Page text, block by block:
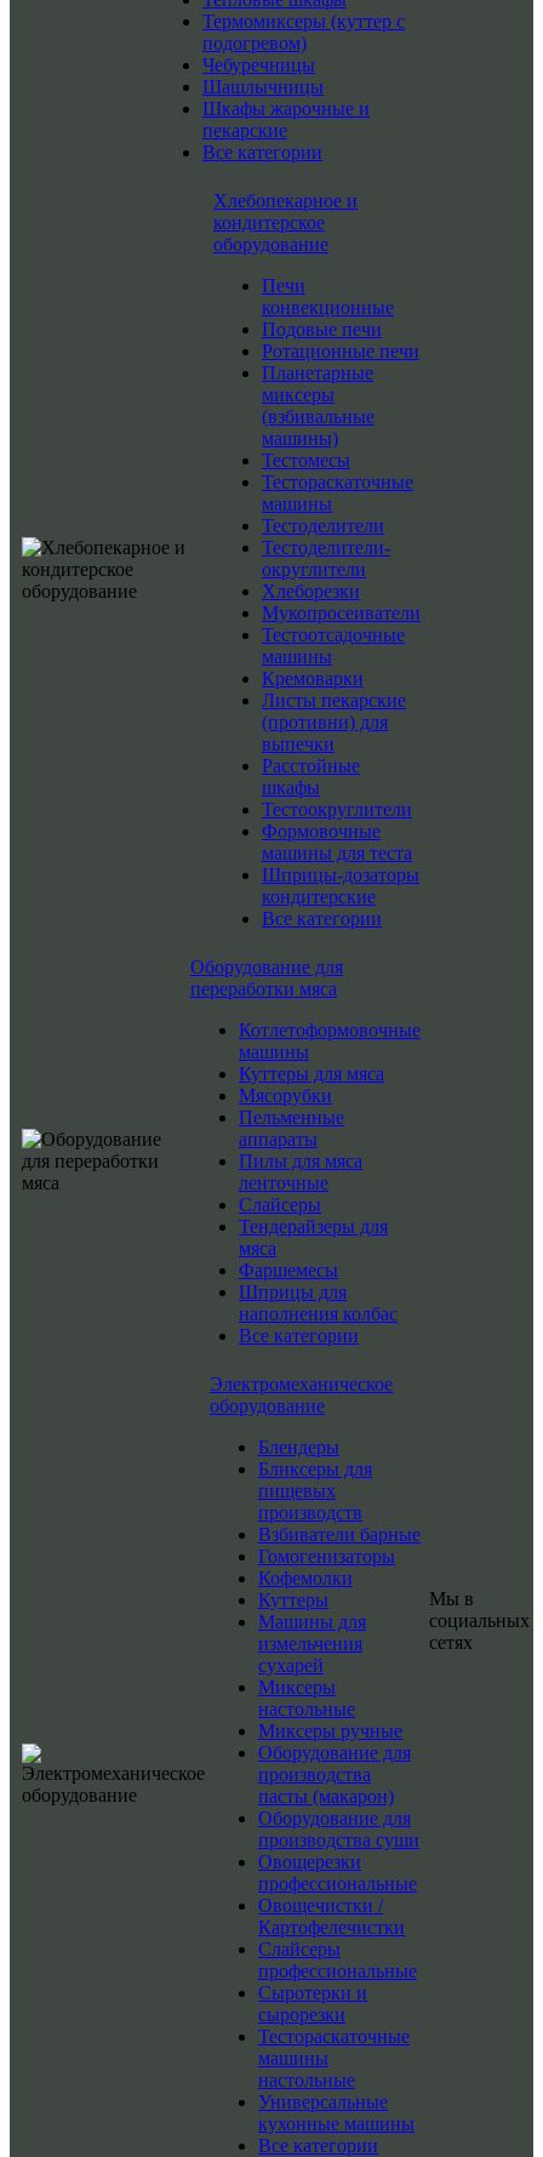
Термомиксеры (куттер с
подогревом)
Чебуречницы
Шашлычницы
Шкафы жарочные и
пекарские
Все категории
Хлебопекарное и
кондитерское
оборудование
Печи
конвекционные
Подовые печи
Ротационные печи
Планетарные
миксеры
(взбивальные
машины)
Тестомесы
Тестораскаточные
машины
Тестоделители
Тестоделители-
округлители
Хлеборезки
Мукопросеиватели
Тестоотсадочные
машины
Кремоварки
Листы пекарские
(противни) для
выпечки
Расстойные
шкафы
Тестоокруглители
Формовочные
машины для теста
Шприцы-дозаторы
кондитерские
Все категории
Оборудование для
переработки мяса
Котлетоформовочные
машины
Куттеры для мяса
Мясорубки
Пельменные
аппараты
Пилы для мяса
ленточные
Слайсеры
Тендерайзеры для
мяса
Фаршемесы
Шприцы для
наполнения колбас
Все категории
Электромеханическое
оборудование
Блендеры
Бликсеры для
пищевых
производств
Взбиватели барные
Гомогенизаторы
Кофемолки
Куттеры
Машины для
измельчения
сухарей
Миксеры
настольные
Миксеры ручные
Оборудование для
производства
пасты (макарон)
Оборудование для
производства суши
Овощерезки
профессиональные
Овощечистки /
Картофелечистки
Слайсеры
профессиональные
Сыротерки и
сырорезки
Тестораскаточные
машины
настольные
Универсальные
кухонные машины
Все категории
Мы в
социальных
сетях